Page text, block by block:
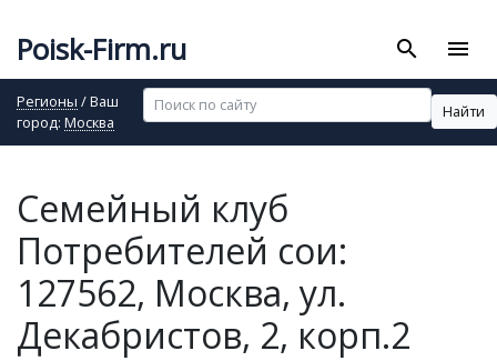
Poisk-Firm.ru search menu
Регионы / Ваш
город: Москва
Найти
Семейный клуб
Потребителей сои:
127562, Москва, ул.
Декабристов, 2, корп.2